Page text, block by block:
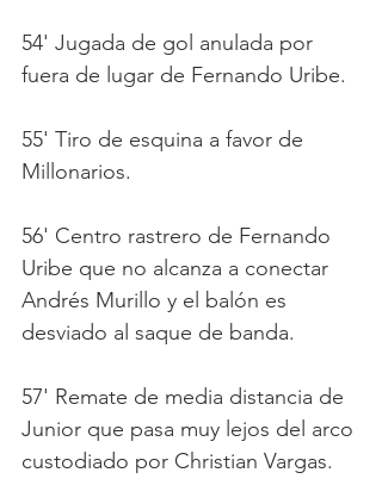
54' Jugada de gol anulada por
fuera de lugar de Fernando Uribe.
55' Tiro de esquina a favor de
Millonarios.
56' Centro rastrero de Fernando
Uribe que no alcanza a conectar
Andrés Murillo y el balón es
desviado al saque de banda.
57' Remate de media distancia de
Junior que pasa muy lejos del arco
custodiado por Christian Vargas.